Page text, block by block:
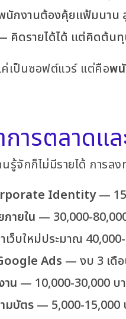
กงานต้องคุ้ยแฟ้มนาน
คิดรายได้ได้ แต่คิดต้นทุ
เป็นซอฟต์แวร์ แต่คือพ
ารตลาดแ
จักก็ไม่มีรายได้ การล
Identity—
ายใน — 30,000-
ว็บใหม่ประมาณ
Ads — งบ 3 เดื
น — 10,000-30,000 บ
มบัตร — 5,000-15,000